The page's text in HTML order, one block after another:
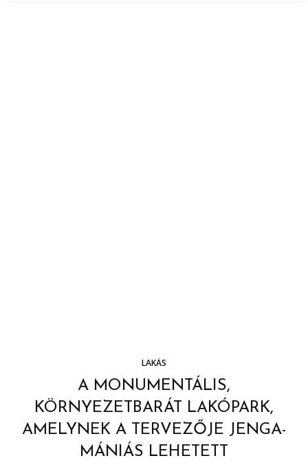
LAKÁS
A MONUMENTÁLIS,
KÖRNYEZETBARÁT LAKÓPARK,
AMELYNEK A TERVEZŐJE JENGA-
MÁNIÁS LEHETETT